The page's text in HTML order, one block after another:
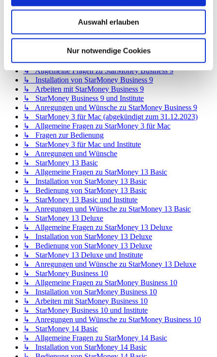
Auswahl erlauben
Nur notwendige Cookies
↳ StarMoney 12 Deluxe
↳ Installation von StarMoney 12 Deluxe
↳ Bedienung von StarMoney 12 Deluxe
↳ Anregungen und Wünsche zu StarMoney 12 Deluxe
↳ StarMoney Business 9
↳ Allgemeine Fragen zu StarMoney Business 9
↳ Installation von StarMoney Business 9
↳ Arbeiten mit StarMoney Business 9
↳ StarMoney Business 9 und Institute
↳ Anregungen und Wünsche zu StarMoney Business 9
↳ StarMoney 3 für Mac (abgekündigt zum 31.12.2023)
↳ Allgemeine Fragen zu StarMoney 3 für Mac
↳ Fragen zur Bedienung
↳ StarMoney 3 für Mac und Institute
↳ Anregungen und Wünsche
↳ StarMoney 13 Basic
↳ Allgemeine Fragen zu StarMoney 13 Basic
↳ Installation von StarMoney 13 Basic
↳ Bedienung von StarMoney 13 Basic
↳ StarMoney 13 Basic und Institute
↳ Anregungen und Wünsche zu StarMoney 13 Basic
↳ StarMoney 13 Deluxe
↳ Allgemeine Fragen zu StarMoney 13 Deluxe
↳ Installation von StarMoney 13 Deluxe
↳ Bedienung von StarMoney 13 Deluxe
↳ StarMoney 13 Deluxe und Institute
↳ Anregungen und Wünsche zu StarMoney 13 Deluxe
↳ StarMoney Business 10
↳ Allgemeine Fragen zu StarMoney Business 10
↳ Installation von StarMoney Business 10
↳ Arbeiten mit StarMoney Business 10
↳ StarMoney Business 10 und Institute
↳ Anregungen und Wünsche zu StarMoney Business 10
↳ StarMoney 14 Basic
↳ Allgemeine Fragen zu StarMoney 14 Basic
↳ Installation von StarMoney 14 Basic